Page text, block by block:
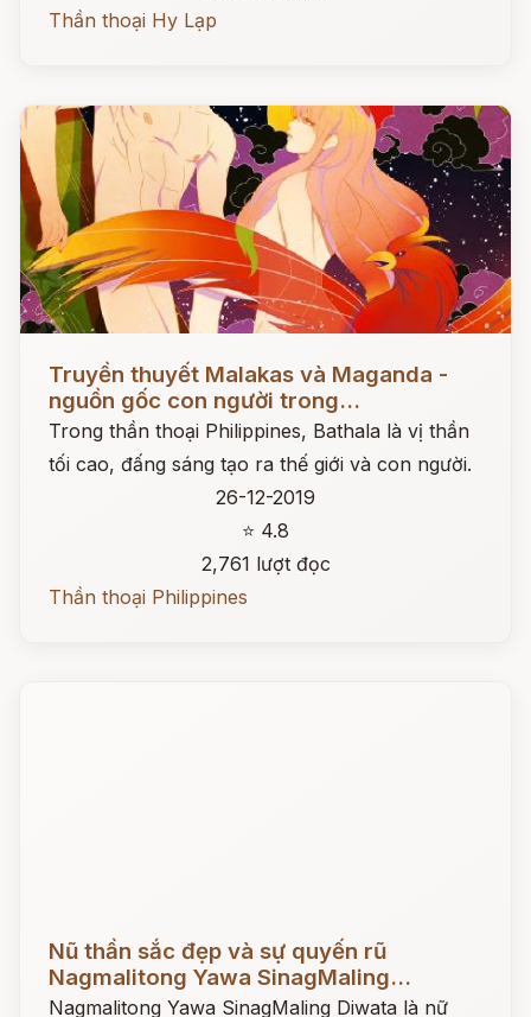
Thần thoại Hy Lạp
Đọc ngay
Truyền thuyết Malakas và Maganda -
nguồn gốc con người trong...
Trong thần thoại Philippines, Bathala là vị thần
tối cao, đấng sáng tạo ra thế giới và con người.
26-12-2019
⭐ 4.8
2,761 lượt đọc
Thần thoại Philippines
Nũ thần sắc đẹp và sự quyến rũ
Nagmalitong Yawa SinagMaling...
Nagmalitong Yawa SinagMaling Diwata là nữ